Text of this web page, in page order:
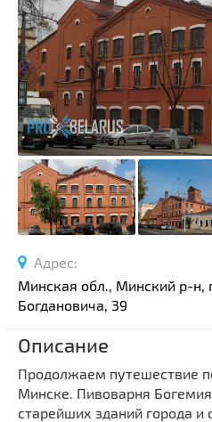
Гражданская
Спортивные сооружения
Производства
Ратуши
Родовые усадьбы
Садово-парковая
Национальные парки и
Озера и водоемы
Памятники
Памятники геодезии
Памятники природы
Церкви
Монастыри
Костелы
Выберите область
Выберите район
Выберите населенный пункт
Адрес:
Минская обл., Минский р-н,
Богдановича, 39
Описание
Продолжаем путешествие
Минске. Пивоварня
старейших зданий города